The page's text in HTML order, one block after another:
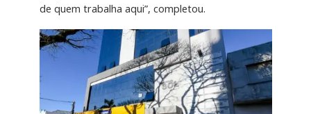
de quem trabalha aqui”, completou.